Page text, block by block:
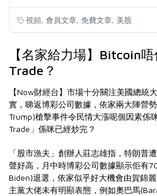
視頻 會員文章 免費文章 美股
【名家給力場】Bitcoin
Trade？
【Now財經台】市場十分關注美國總統
實，睇返博彩公司數據，依家兩大陣營
Trump)槍擊事件令民情大漲呢個因素係
Trade」係咪已經炒完？
「股市漁夫」創辦人莊志雄指，特朗普
聲好高，月中時博彩公司數據顯示佢有
Biden)退選，依家似乎好大機會由賀錦
主黨大佬未有明顯表態，例如奧巴馬